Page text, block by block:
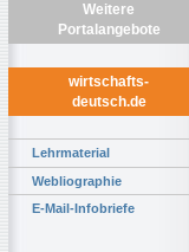
Weitere
Portalangebote
wirtschafts-
deutsch.de
Lehrmaterial
Webliographie
E-Mail-Infobriefe